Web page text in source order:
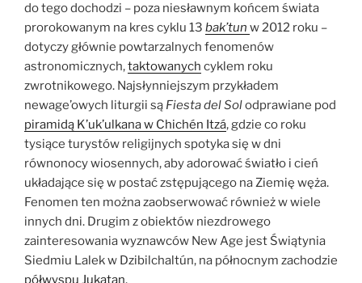
do tego dochodzi – poza niesławnym końcem świata
prorokowanym na kres cyklu 13 bak’tun w 2012 roku –
dotyczy głównie powtarzalnych fenomenów
astronomicznych,taktowanych cyklem roku
zwrotnikowego. Najsłynniejszym przykładem
newage’owych liturgii są Fiesta del Solodprawiane pod
piramidą K’uk’ulkana w Chichén Itzá, gdzie co roku
tysiące turystów religijnych spotyka się w dni
równonocy wiosennych, aby adorować światło i cień
układające się w postać zstępującego na Ziemię węża.
Fenomen ten można zaobserwować również w wiele
innych dni. Drugim z obiektów niezdrowego
zainteresowania wyznawców New Age jest Świątynia
Siedmiu Lalek w Dzibilchaltún, na północnym zachodzie
półwyspu Jukatan.